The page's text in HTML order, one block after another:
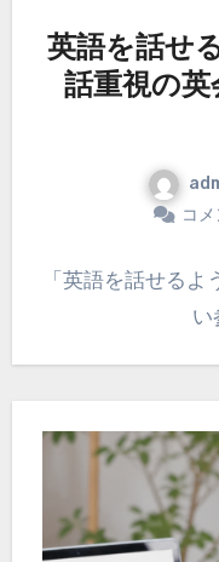
英語を話せ
話重視の
コ
「英語を話せる
い